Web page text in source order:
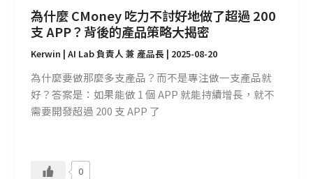
為什麼 CMoney 吃力不討好地做了超過 200
支 APP？背後的產品策略大揭密
Kerwin | AI Lab 負責人 兼 產品長 | 2025-08-20
為什麼要做那麼多支產品？而不是專注做一支產品就
好？答案是：如果能做 1 個 APP 就能持續增長，就不
需要開發超過 200 支 APP 了
0
了
超
過
200
支
APP？
背